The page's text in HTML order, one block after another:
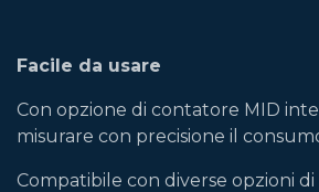
Facile da usare
Con opzione di contatore MID
misurare con precisione il
Compatibile con diverse opzioni